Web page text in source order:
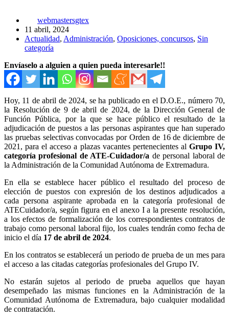
webmastersgtex
11 abril, 2024
Actualidad, Administración, Oposiciones, concursos, Sin
categoría
Envíaselo a alguien a quien pueda interesarle!!
Hoy, 11 de abril de 2024, se ha publicado en el D.O.E., número 70,
la Resolución de 9 de abril de 2024, de la Dirección General de
Función Pública, por la que se hace público el resultado de la
adjudicación de puestos a las personas aspirantes que han superado
las pruebas selectivas convocadas por Orden de 16 de diciembre de
2021, para el acceso a plazas vacantes pertenecientes al Grupo IV,
categoría profesional de ATE-Cuidador/a de personal laboral de
la Administración de la Comunidad Autónoma de Extremadura.
En ella se establece hacer público el resultado del proceso de
elección de puestos con expresión de los destinos adjudicados a
cada persona aspirante aprobada en la categoría profesional de
ATECuidador/a, según figura en el anexo I a la presente resolución,
a los efectos de formalización de los correspondientes contratos de
trabajo como personal laboral fijo, los cuales tendrán como fecha de
inicio el día 17 de abril de 2024.
En los contratos se establecerá un periodo de prueba de un mes para
el acceso a las citadas categorías profesionales del Grupo IV.
No estarán sujetos al periodo de prueba aquellos que hayan
desempeñado las mismas funciones en la Administración de la
Comunidad Autónoma de Extremadura, bajo cualquier modalidad
de contratación.